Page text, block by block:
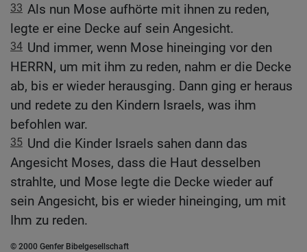
33 Als nun Mose aufhörte mit ihnen zu reden,
legte er eine Decke auf sein Angesicht.
34 Und immer, wenn Mose hineinging vor den
HERRN, um mit ihm zu reden, nahm er die Decke
ab, bis er wieder herausging. Dann ging er heraus
und redete zu den Kindern Israels, was ihm
befohlen war.
35 Und die Kinder Israels sahen dann das
Angesicht Moses, dass die Haut desselben
strahlte, und Mose legte die Decke wieder auf
sein Angesicht, bis er wieder hineinging, um mit
Ihm zu reden.
© 2000 Genfer Bibelgesellschaft